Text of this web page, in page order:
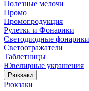
Полезные мелочи
Промо
Промопродукция
Рулетки и Фонарики
Светодиодные фонарики
Светоотражатели
Таблетницы
Ювелирные украшения
Рюкзаки
Рюкзаки